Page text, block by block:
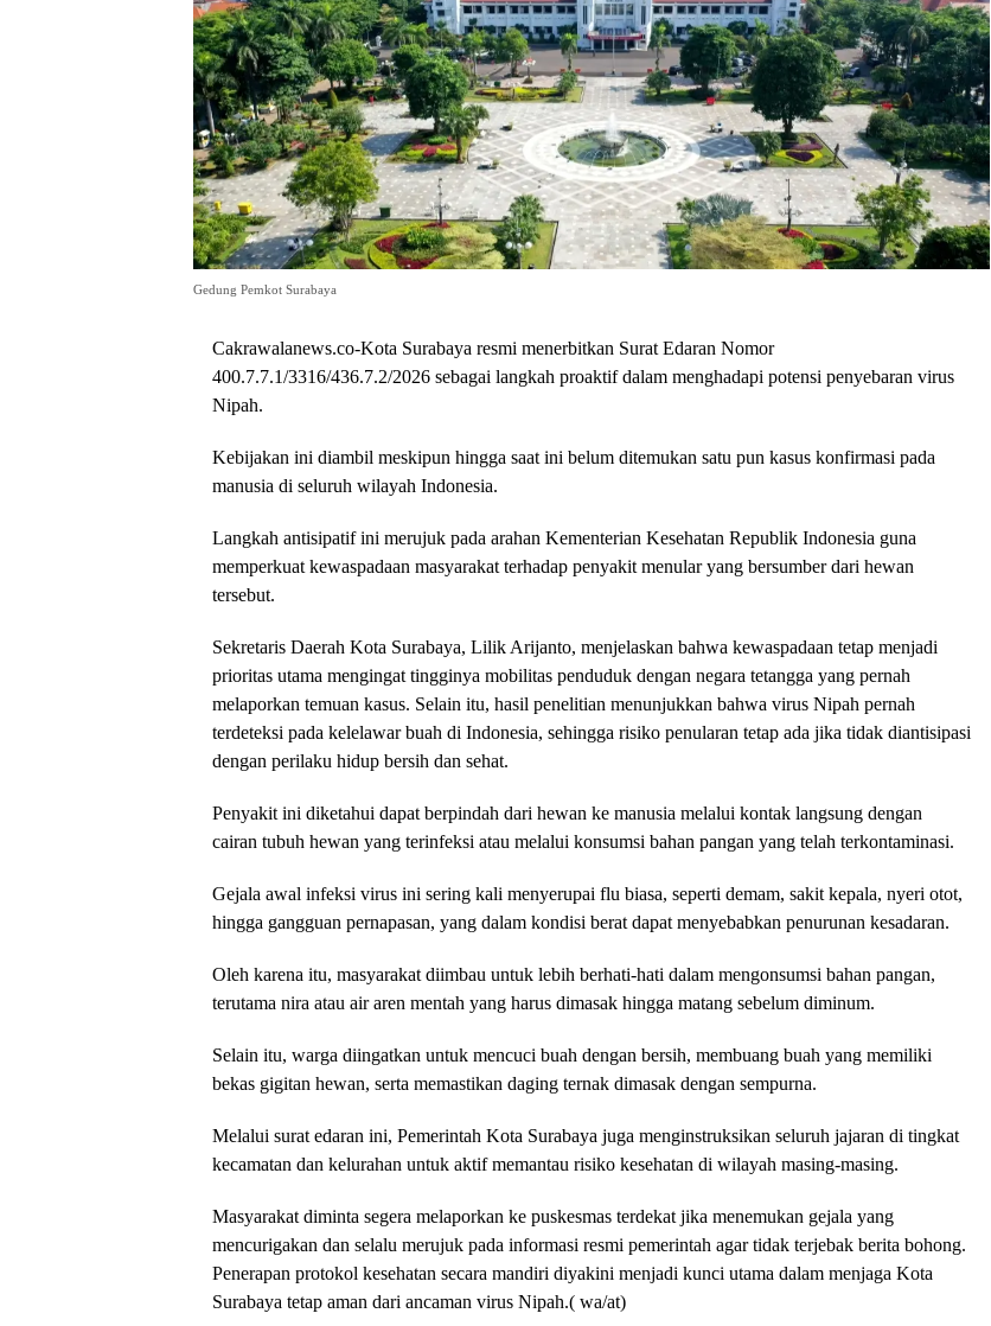
Gedung Pemkot Surabaya
Cakrawalanews.co-Kota Surabaya resmi menerbitkan Surat Edaran Nomor
400.7.7.1/3316/436.7.2/2026 sebagai langkah proaktif dalam menghadapi potensi penyebaran virus
Nipah.
Kebijakan ini diambil meskipun hingga saat ini belum ditemukan satu pun kasus konfirmasi pada
manusia di seluruh wilayah Indonesia.
Langkah antisipatif ini merujuk pada arahan Kementerian Kesehatan Republik Indonesia guna
memperkuat kewaspadaan masyarakat terhadap penyakit menular yang bersumber dari hewan
tersebut.
Sekretaris Daerah Kota Surabaya, Lilik Arijanto, menjelaskan bahwa kewaspadaan tetap menjadi
prioritas utama mengingat tingginya mobilitas penduduk dengan negara tetangga yang pernah
melaporkan temuan kasus. Selain itu, hasil penelitian menunjukkan bahwa virus Nipah pernah
terdeteksi pada kelelawar buah di Indonesia, sehingga risiko penularan tetap ada jika tidak diantisipasi
dengan perilaku hidup bersih dan sehat.
Penyakit ini diketahui dapat berpindah dari hewan ke manusia melalui kontak langsung dengan
cairan tubuh hewan yang terinfeksi atau melalui konsumsi bahan pangan yang telah terkontaminasi.
Gejala awal infeksi virus ini sering kali menyerupai flu biasa, seperti demam, sakit kepala, nyeri otot,
hingga gangguan pernapasan, yang dalam kondisi berat dapat menyebabkan penurunan kesadaran.
Oleh karena itu, masyarakat diimbau untuk lebih berhati-hati dalam mengonsumsi bahan pangan,
terutama nira atau air aren mentah yang harus dimasak hingga matang sebelum diminum.
Selain itu, warga diingatkan untuk mencuci buah dengan bersih, membuang buah yang memiliki
bekas gigitan hewan, serta memastikan daging ternak dimasak dengan sempurna.
Melalui surat edaran ini, Pemerintah Kota Surabaya juga menginstruksikan seluruh jajaran di tingkat
kecamatan dan kelurahan untuk aktif memantau risiko kesehatan di wilayah masing-masing.
Masyarakat diminta segera melaporkan ke puskesmas terdekat jika menemukan gejala yang
mencurigakan dan selalu merujuk pada informasi resmi pemerintah agar tidak terjebak berita bohong.
Penerapan protokol kesehatan secara mandiri diyakini menjadi kunci utama dalam menjaga Kota
Surabaya tetap aman dari ancaman virus Nipah.( wa/at)